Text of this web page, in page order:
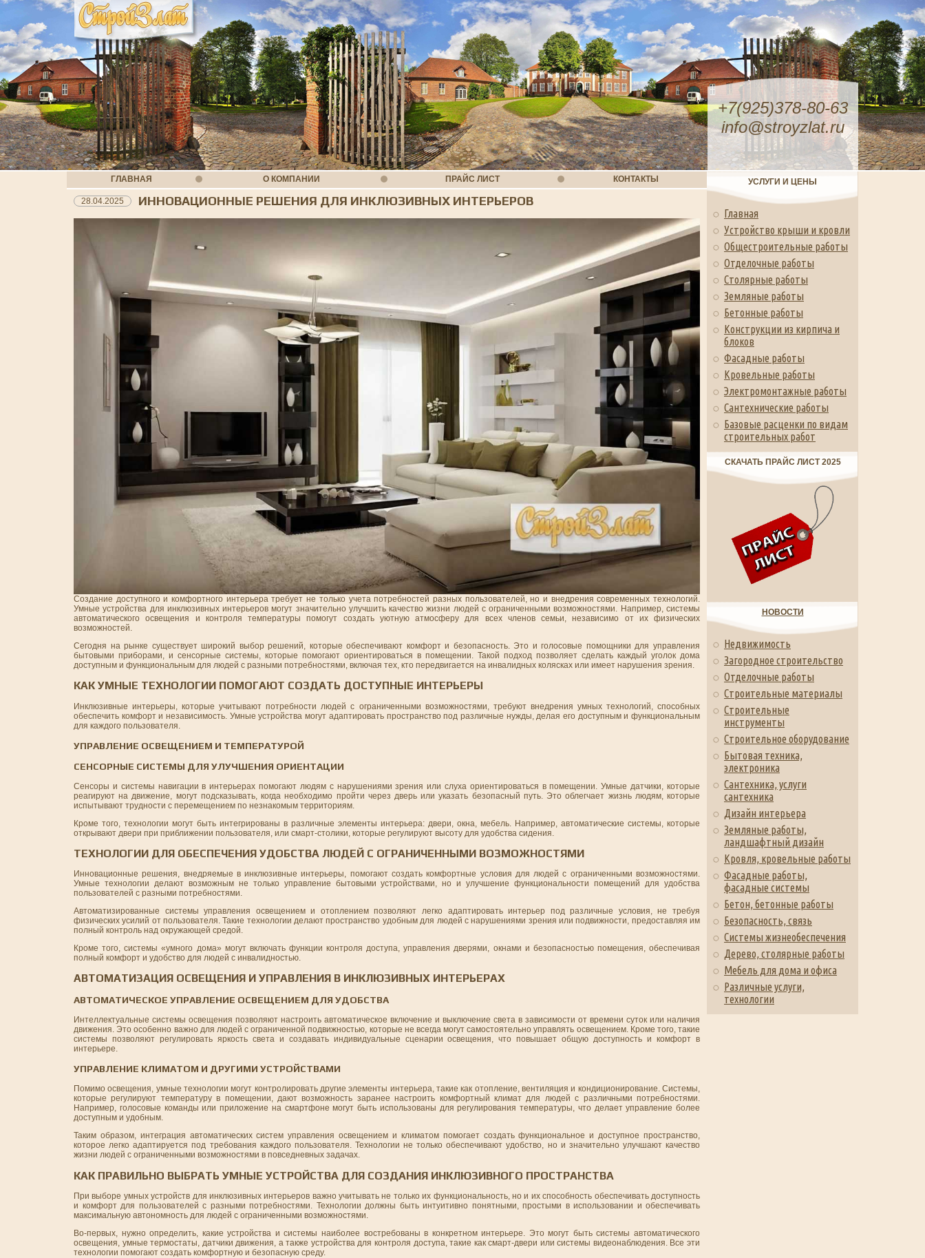
+7(925)378-80-63
info@stroyzlat.ru
ГЛАВНАЯ О КОМПАНИИ ПРАЙС ЛИСТ КОНТАКТЫ
28.04.2025 ИННОВАЦИОННЫЕ РЕШЕНИЯ ДЛЯ ИНКЛЮЗИВНЫХ ИНТЕРЬЕРОВ
Создание доступного и комфортного интерьера требует не только учета потребностей разных пользователей, но и внедрения современных технологий.
Умные устройства для инклюзивных интерьеров могут значительно улучшить качество жизни людей с ограниченными возможностями. Например, системы
автоматического освещения и контроля температуры помогут создать уютную атмосферу для всех членов семьи, независимо от их физических
возможностей.
Сегодня на рынке существует широкий выбор решений, которые обеспечивают комфорт и безопасность. Это и голосовые помощники для управления
бытовыми приборами, и сенсорные системы, которые помогают ориентироваться в помещении. Такой подход позволяет сделать каждый уголок дома
доступным и функциональным для людей с разными потребностями, включая тех, кто передвигается на инвалидных колясках или имеет нарушения зрения.
КАК УМНЫЕ ТЕХНОЛОГИИ ПОМОГАЮТ СОЗДАТЬ ДОСТУПНЫЕ ИНТЕРЬЕРЫ
Инклюзивные интерьеры, которые учитывают потребности людей с ограниченными возможностями, требуют внедрения умных технологий, способных
обеспечить комфорт и независимость. Умные устройства могут адаптировать пространство под различные нужды, делая его доступным и функциональным
для каждого пользователя.
УПРАВЛЕНИЕ ОСВЕЩЕНИЕМ И ТЕМПЕРАТУРОЙ
СЕНСОРНЫЕ СИСТЕМЫ ДЛЯ УЛУЧШЕНИЯ ОРИЕНТАЦИИ
Сенсоры и системы навигации в интерьерах помогают людям с нарушениями зрения или слуха ориентироваться в помещении. Умные датчики, которые
реагируют на движение, могут подсказывать, когда необходимо пройти через дверь или указать безопасный путь. Это облегчает жизнь людям, которые
испытывают трудности с перемещением по незнакомым территориям.
Кроме того, технологии могут быть интегрированы в различные элементы интерьера: двери, окна, мебель. Например, автоматические системы, которые
открывают двери при приближении пользователя, или смарт-столики, которые регулируют высоту для удобства сидения.
ТЕХНОЛОГИИ ДЛЯ ОБЕСПЕЧЕНИЯ УДОБСТВА ЛЮДЕЙ С ОГРАНИЧЕННЫМИ ВОЗМОЖНОСТЯМИ
Инновационные решения, внедряемые в инклюзивные интерьеры, помогают создать комфортные условия для людей с ограниченными возможностями.
Умные технологии делают возможным не только управление бытовыми устройствами, но и улучшение функциональности помещений для удобства
пользователей с разными потребностями.
Автоматизированные системы управления освещением и отоплением позволяют легко адаптировать интерьер под различные условия, не требуя
физических усилий от пользователя. Такие технологии делают пространство удобным для людей с нарушениями зрения или подвижности, предоставляя им
полный контроль над окружающей средой.
Кроме того, системы «умного дома» могут включать функции контроля доступа, управления дверями, окнами и безопасностью помещения, обеспечивая
полный комфорт и удобство для людей с инвалидностью.
АВТОМАТИЗАЦИЯ ОСВЕЩЕНИЯ И УПРАВЛЕНИЯ В ИНКЛЮЗИВНЫХ ИНТЕРЬЕРАХ
АВТОМАТИЧЕСКОЕ УПРАВЛЕНИЕ ОСВЕЩЕНИЕМ ДЛЯ УДОБСТВА
Интеллектуальные системы освещения позволяют настроить автоматическое включение и выключение света в зависимости от времени суток или наличия
движения. Это особенно важно для людей с ограниченной подвижностью, которые не всегда могут самостоятельно управлять освещением. Кроме того, такие
системы позволяют регулировать яркость света и создавать индивидуальные сценарии освещения, что повышает общую доступность и комфорт в
интерьере.
УПРАВЛЕНИЕ КЛИМАТОМ И ДРУГИМИ УСТРОЙСТВАМИ
Помимо освещения, умные технологии могут контролировать другие элементы интерьера, такие как отопление, вентиляция и кондиционирование. Системы,
которые регулируют температуру в помещении, дают возможность заранее настроить комфортный климат для людей с различными потребностями.
Например, голосовые команды или приложение на смартфоне могут быть использованы для регулирования температуры, что делает управление более
доступным и удобным.
Таким образом, интеграция автоматических систем управления освещением и климатом помогает создать функциональное и доступное пространство,
которое легко адаптируется под требования каждого пользователя. Технологии не только обеспечивают удобство, но и значительно улучшают качество
жизни людей с ограниченными возможностями в повседневных задачах.
КАК ПРАВИЛЬНО ВЫБРАТЬ УМНЫЕ УСТРОЙСТВА ДЛЯ СОЗДАНИЯ ИНКЛЮЗИВНОГО ПРОСТРАНСТВА
При выборе умных устройств для инклюзивных интерьеров важно учитывать не только их функциональность, но и их способность обеспечивать доступность
и комфорт для пользователей с разными потребностями. Технологии должны быть интуитивно понятными, простыми в использовании и обеспечивать
максимальную автономность для людей с ограниченными возможностями.
Во-первых, нужно определить, какие устройства и системы наиболее востребованы в конкретном интерьере. Это могут быть системы автоматического
освещения, умные термостаты, датчики движения, а также устройства для контроля доступа, такие как смарт-двери или системы видеонаблюдения. Все эти
технологии помогают создать комфортную и безопасную среду.
УСЛУГИ И ЦЕНЫ
Главная
Устройство крыши и кровли
Общестроительные работы
Отделочные работы
Столярные работы
Земляные работы
Бетонные работы
Конструкции из кирпича и
блоков
Фасадные работы
Кровельные работы
Электромонтажные работы
Сантехнические работы
Базовые расценки по видам
строительных работ
СКАЧАТЬ ПРАЙС ЛИСТ 2025
НОВОСТИ
Недвижимость
Загородное строительство
Отделочные работы
Строительные материалы
Строительные
инструменты
Строительное оборудование
Бытовая техника,
электроника
Сантехника, услуги
сантехника
Дизайн интерьера
Земляные работы,
ландшафтный дизайн
Кровля, кровельные работы
Фасадные работы,
фасадные системы
Бетон, бетонные работы
Безопасность, связь
Системы жизнеобеспечения
Дерево, столярные работы
Мебель для дома и офиса
Различные услуги,
технологии